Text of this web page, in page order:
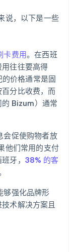
说，以下是一些
卡费用。在西班
往往要高得
价格通常是固
分比收费，而
的 Bizum）通常
会促使购物者放
他们常用的支付
牙， 38% 的客
够强化品牌形
术解决方案且